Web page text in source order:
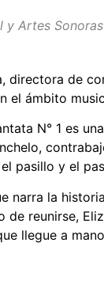
Artes
directora de
el ámbito
N° 1 es
pasillo y el
narra la
reunirse,
llegue a